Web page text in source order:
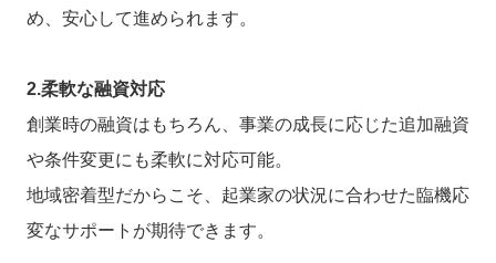
め、安心して進められます。
2.柔軟な融資対応
創業時の融資はもちろん、事業の成長に応じた追加融資
や条件変更にも柔軟に対応可能。
地域密着型だからこそ、起業家の状況に合わせた臨機応
変なサポートが期待できます。